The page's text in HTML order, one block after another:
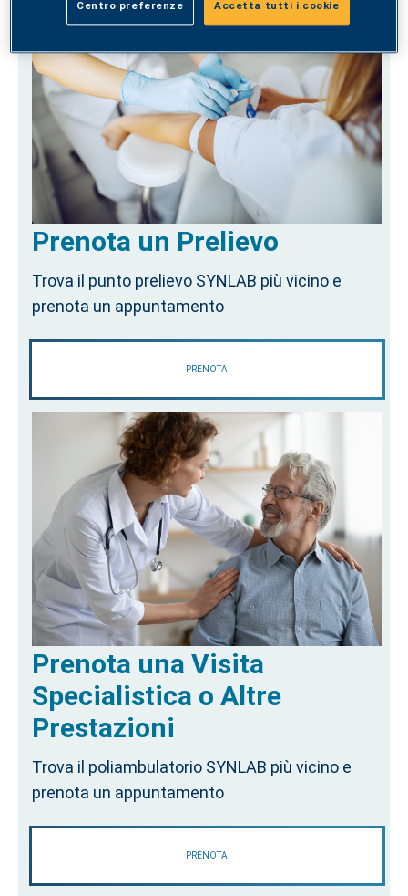
Prenota un Prelievo
Trova il punto prelievo SYNLAB più vicino e
prenota un appuntamento
PRENOTA
Prenota una Visita
Specialistica o Altre
Prestazioni
Trova il poliambulatorio SYNLAB più vicino e
prenota un appuntamento
PRENOTA
Centro preferenze Accetta tutti i cookie